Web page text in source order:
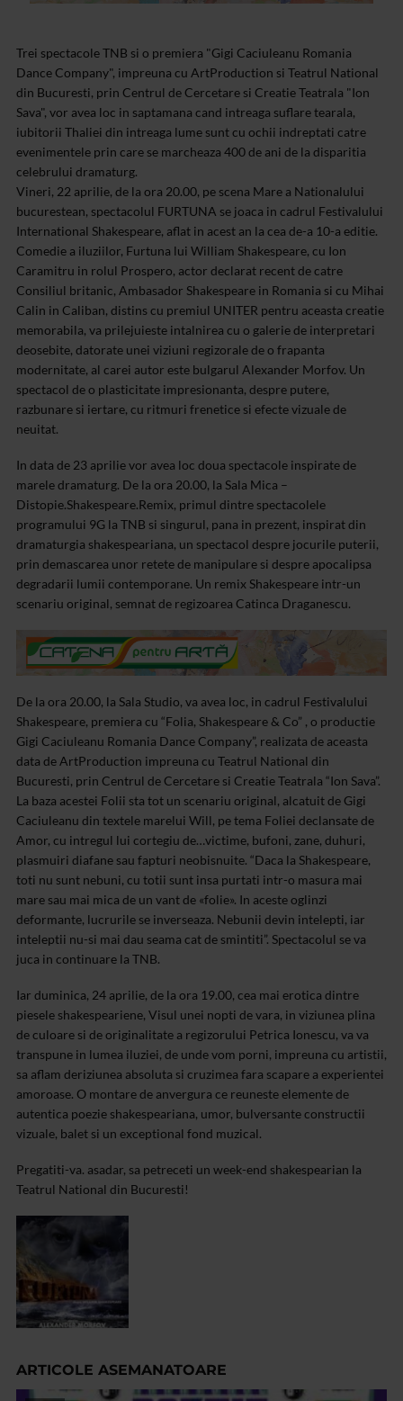
Trei spectacole TNB si o premiera "Gigi Caciuleanu Romania
Dance Company", impreuna cu ArtProduction si Teatrul National
din Bucuresti, prin Centrul de Cercetare si Creatie Teatrala "Ion
Sava", vor avea loc in saptamana cand intreaga suflare tearala,
iubitorii Thaliei din intreaga lume sunt cu ochii indreptati catre
evenimentele prin care se marcheaza 400 de ani de la disparitia
celebrului dramaturg.
Vineri, 22 aprilie, de la ora 20.00, pe scena Mare a Nationalului
bucurestean, spectacolul FURTUNA se joaca in cadrul Festivalului
International Shakespeare, aflat in acest an la cea de-a 10-a editie.
Comedie a iluziilor, Furtuna lui William Shakespeare, cu Ion
Caramitru in rolul Prospero, actor declarat recent de catre
Consiliul britanic, Ambasador Shakespeare in Romania si cu Mihai
Calin in Caliban, distins cu premiul UNITER pentru aceasta creatie
memorabila, va prilejuieste intalnirea cu o galerie de interpretari
deosebite, datorate unei viziuni regizorale de o frapanta
modernitate, al carei autor este bulgarul Alexander Morfov. Un
spectacol de o plasticitate impresionanta, despre putere,
razbunare si iertare, cu ritmuri frenetice si efecte vizuale de
neuitat.
In data de 23 aprilie vor avea loc doua spectacole inspirate de
marele dramaturg. De la ora 20.00, la Sala Mica –
Distopie.Shakespeare.Remix, primul dintre spectacolele
programului 9G la TNB si singurul, pana in prezent, inspirat din
dramaturgia shakespeariana, un spectacol despre jocurile puterii,
prin demascarea unor retete de manipulare si despre apocalipsa
degradarii lumii contemporane. Un remix Shakespeare intr-un
scenariu original, semnat de regizoarea Catinca Draganescu.
De la ora 20.00, la Sala Studio, va avea loc, in cadrul Festivalului
Shakespeare, premiera cu “Folia, Shakespeare & Co” , o productie
Gigi Caciuleanu Romania Dance Company”, realizata de aceasta
data de ArtProduction impreuna cu Teatrul National din
Bucuresti, prin Centrul de Cercetare si Creatie Teatrala “Ion Sava”.
La baza acestei Folii sta tot un scenariu original, alcatuit de Gigi
Caciuleanu din textele marelui Will, pe tema Foliei declansate de
Amor, cu intregul lui cortegiu de…victime, bufoni, zane, duhuri,
plasmuiri diafane sau fapturi neobisnuite. “Daca la Shakespeare,
toti nu sunt nebuni, cu totii sunt insa purtati intr-o masura mai
mare sau mai mica de un vant de «folie». In aceste oglinzi
deformante, lucrurile se inverseaza. Nebunii devin intelepti, iar
inteleptii nu-si mai dau seama cat de smintiti”. Spectacolul se va
juca in continuare la TNB.
Iar duminica, 24 aprilie, de la ora 19.00, cea mai erotica dintre
piesele shakespeariene, Visul unei nopti de vara, in viziunea plina
de culoare si de originalitate a regizorului Petrica Ionescu, va va
transpune in lumea iluziei, de unde vom porni, impreuna cu artistii,
sa aflam deriziunea absoluta si cruzimea fara scapare a experientei
amoroase. O montare de anvergura ce reuneste elemente de
autentica poezie shakespeariana, umor, bulversante constructii
vizuale, balet si un exceptional fond muzical.
Pregatiti-va. asadar, sa petreceti un week-end shakespearian la
Teatrul National din Bucuresti!
ARTICOLE ASEMANATOARE